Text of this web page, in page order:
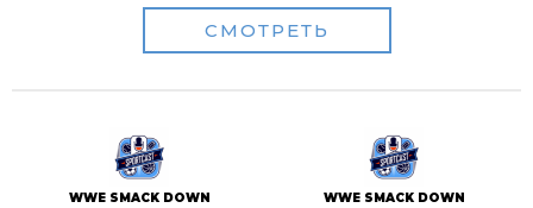
СМОТРЕТЬ
WWE SMACK DOWN WWE SMACK DOWN